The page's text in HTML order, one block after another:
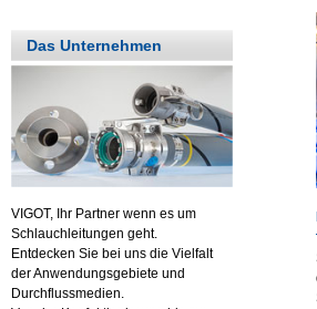
Das Unternehmen
VIGOT, Ihr Partner wenn es um
Schlauchleitungen geht.
Entdecken Sie bei uns die Vielfalt
der Anwendungsgebiete und
Durchflussmedien.